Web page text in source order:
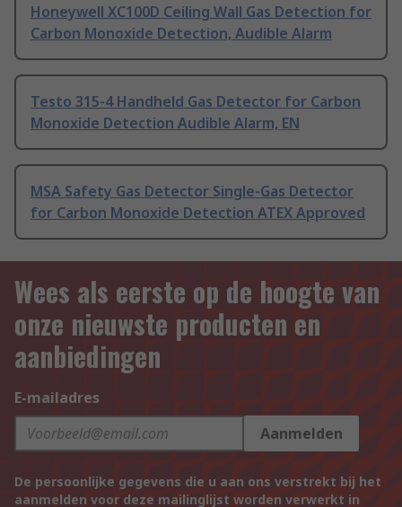
Honeywell XC100D Ceiling Wall Gas Detection for
Carbon Monoxide Detection, Audible Alarm
Testo 315-4 Handheld Gas Detector for Carbon
Monoxide Detection Audible Alarm, EN
MSA Safety Gas Detector Single-Gas Detector
for Carbon Monoxide Detection ATEX Approved
Wees als eerste op de hoogte van
onze nieuwste producten en
aanbiedingen
E-mailadres
Aanmelden
De persoonlijke gegevens die u aan ons verstrekt bij het
aanmelden voor deze mailinglijst worden verwerkt in